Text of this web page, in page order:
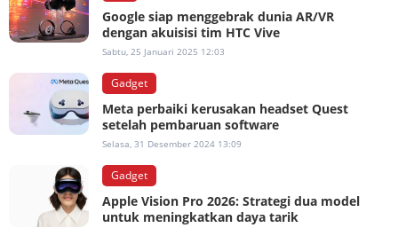
Google siap menggebrak dunia AR/VR
dengan akuisisi tim HTC Vive
Sabtu, 25 Januari 2025 12:03
Gadget
Meta perbaiki kerusakan headset Quest
setelah pembaruan software
Selasa, 31 Desember 2024 13:09
Gadget
Apple Vision Pro 2026: Strategi dua model
untuk meningkatkan daya tarik